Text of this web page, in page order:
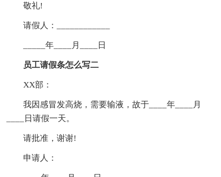
敬礼!
请假人：____________
_____年____月____日
员工请假条怎么写二
XX部：
我因感冒发高烧，需要输液，故于____年____月
____日请假一天。
请批准，谢谢!
申请人：